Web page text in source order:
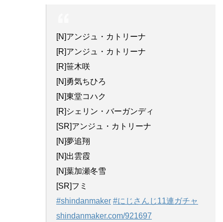
[N]アンジュ・カトリーナ
[R]アンジュ・カトリーナ
[R]笹木咲
[N]勇気ちひろ
[N]東堂コハク
[R]シェリン・バーガンディ
[SR]アンジュ・カトリーナ
[N]夢追翔
[N]出雲霞
[N]葉加瀬冬雪
[SR]フミ
#shindanmaker #にじさんじ11連ガチャ
shindanmaker.com/921697